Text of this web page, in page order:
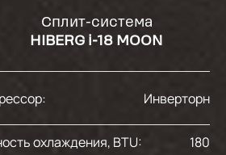
Сплит-система
HIBERG i-18 MOON
Инверторный
охлаждения, BTU:
18000